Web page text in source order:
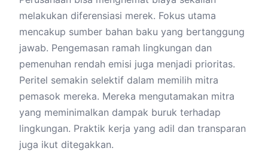
melakukan diferensiasi merek. Fokus utama
mencakup sumber bahan baku yang bertanggung
jawab. Pengemasan ramah lingkungan dan
pemenuhan rendah emisi juga menjadi prioritas.
Peritel semakin selektif dalam memilih mitra
pemasok mereka. Mereka mengutamakan mitra
yang meminimalkan dampak buruk terhadap
lingkungan. Praktik kerja yang adil dan transparan
juga ikut ditegakkan.